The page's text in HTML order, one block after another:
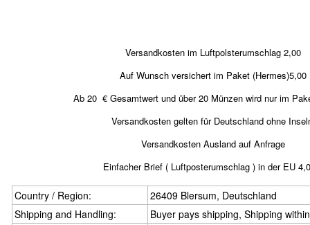
Versandkosten im Luftpolsterumschlag 2,00
Auf Wunsch versichert im Paket (Hermes)5,00
Ab 20 € Gesamtwert und über 20 Münzen wird nur im
Versandkosten gelten für Deutschland ohne
Versandkosten Ausland auf Anfrage
Einfacher Brief ( Luftposterumschlag ) in der EU
Country / Region:
26409 Blersum, Deutschland
Shipping and Handling:
Buyer pays shipping, Shipping